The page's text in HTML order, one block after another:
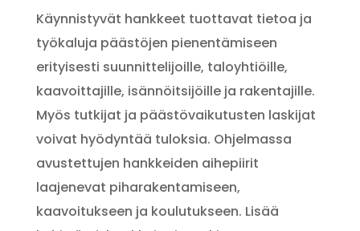
Käynnistyvät hankkeet tuottavat tietoa ja
työkaluja päästöjen pienentämiseen
erityisesti suunnittelijoille, taloyhtiöille,
kaavoittajille, isännöitsijöille ja rakentajille.
Myös tutkijat ja päästövaikutusten laskijat
voivat hyödyntää tuloksia. Ohjelmassa
avustettujen hankkeiden aihepiirit
laajenevat piharakentamiseen,
kaavoitukseen ja koulutukseen. Lisää